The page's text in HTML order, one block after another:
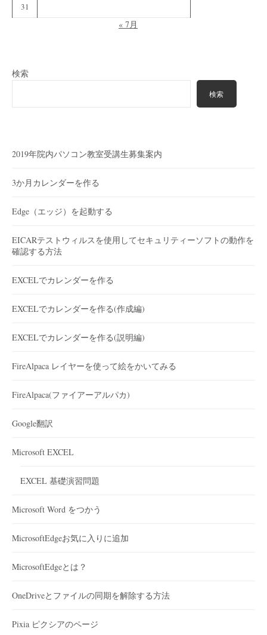
31
« 7月
検索
検索
2019年院内パソコン教室受講生募集案内
3か月カレンダーを作る
Edge（エッジ）を起動する
EICARテストウィルスを使用してセキュリティーソフトの動作を
確認する方法
EXCELでカレンダーを作る
EXCELでカレンダーを作る(作成編)
EXCELでカレンダーを作る(説明編)
FireAlpaca レイヤーを使って絵をかいてみる
FireAlpaca(ファイアーアルパカ)
Google翻訳
Microsoft EXCEL
EXCEL 基礎演習問題
Microsoft Word をつかう
MicrosoftEdgeお気に入りに追加
MicrosoftEdgeとは？
OneDriveとファイルの同期を解除する方法
Pixia ピクシアのページ